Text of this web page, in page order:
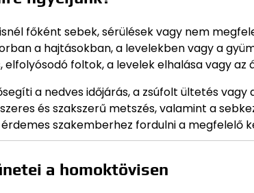
főként sebek, sérülések vagy nem
a hajtásokban, a levelekben vagy a
foltok, a levelek elhalása vagy az
a nedves időjárás, a zsúfolt ültetés vagy
és szakszerű metszés, valamint a
szakemberhez fordulni a megfelelő
a homoktövisen